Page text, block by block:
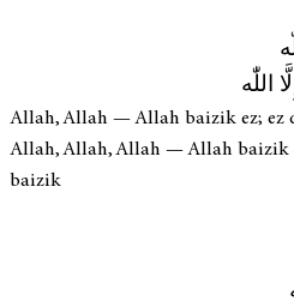
اللّٰه
Allah, Allah — Allah baizik ez;
Allah, Allah, Allah — Allah baizik
baizik